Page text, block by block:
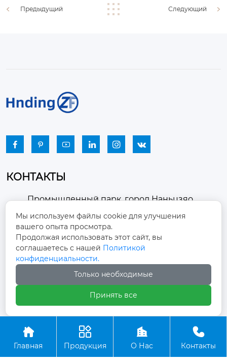
Предыдущий Следующий
     
КОНТАКТЫ

Промышленный парк, город Наньцзяо,
район Чжоуцунь, город Цзыбо, провинция
Шаньдун
 winston-xu@hengdingfan.com
+86-13806434669
 +86 13806434669
Copyright ©ООО Зибо Хенгдин Вентилятор

Главная

Продукция

О Нас

Контакты
Мы используем файлы cookie для улучшения
вашего опыта просмотра.
Продолжая использовать этот сайт, вы
соглашаетесь с нашей Политикой
конфиденциальности.
Только необходимые
Принять все